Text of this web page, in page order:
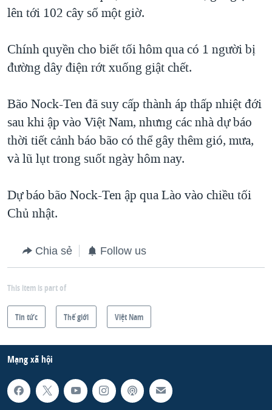
lên tới 102 cây số một giờ.
Chính quyền cho biết tối hôm qua có 1 người bị
đường dây điện rớt xuống giật chết.
Bão Nock-Ten đã suy cấp thành áp thấp nhiệt đới
sau khi ập vào Việt Nam, nhưng các nhà dự báo
thời tiết cảnh báo bão có thể gây thêm gió, mưa,
và lũ lụt trong suốt ngày hôm nay.
Dự báo bão Nock-Ten ập qua Lào vào chiều tối
Chủ nhật.
Chia sẻ Follow us
This item is part of
Tin tức Thế giới Việt Nam
Mạng xã hội